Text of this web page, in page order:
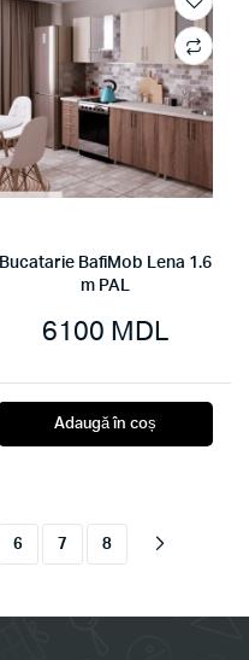
Bucatarie BafiMob Lena 1.6
m PAL
6100 MDL
Adaugă în coș
6 7 8